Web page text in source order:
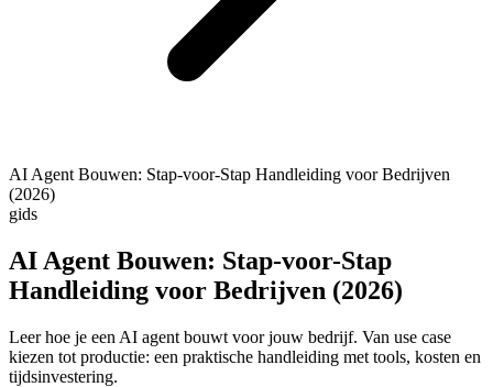
AI Agent Bouwen: Stap-voor-Stap Handleiding voor Bedrijven
(2026)
gids
AI Agent Bouwen: Stap-voor-Stap
Handleiding voor Bedrijven (2026)
Leer hoe je een AI agent bouwt voor jouw bedrijf. Van use case
kiezen tot productie: een praktische handleiding met tools, kosten en
tijdsinvestering.